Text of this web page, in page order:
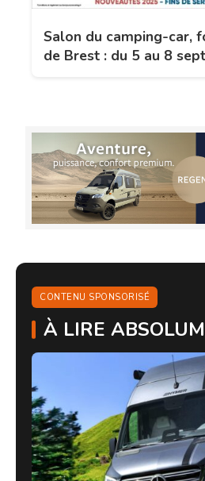
Salon du camping-car,
de Brest : du 5 au 8
CONTENU SPONSORISÉ
À LIRE